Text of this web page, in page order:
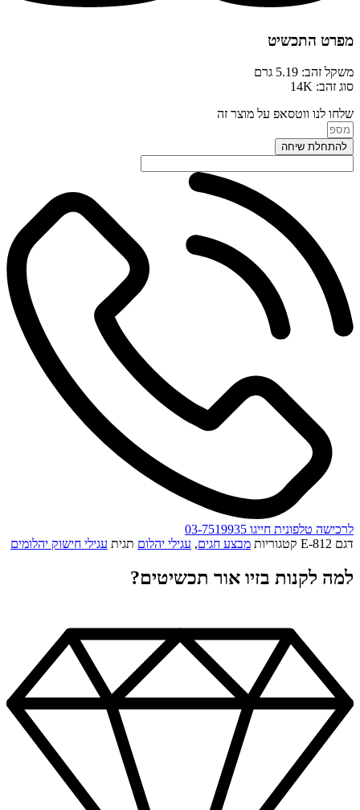
מפרט התכשיט
משקל זהב: 5.19 גרם
סוג זהב: 14K
שלחו לנו ווטסאפ על מוצר זה
להתחלת שיחה
לרכישה טלפונית חייגו 03-7519935
דגם E-812 קטגוריות מבצע חגים, עגילי יהלום תגית עגילי חישוק יהלומים
למה לקנות בזיו אור תכשיטים?